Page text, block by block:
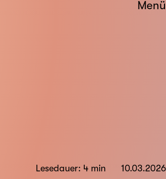
Menü
Lesedauer: 4 min 10.03.2026